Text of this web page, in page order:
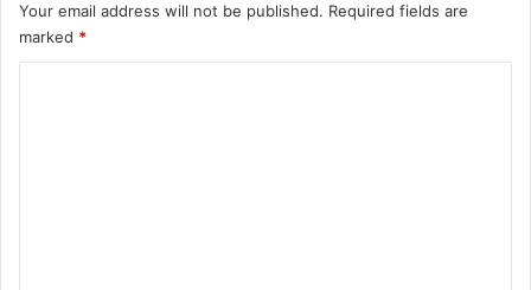
Your email address will not be published. Required fields are
marked *